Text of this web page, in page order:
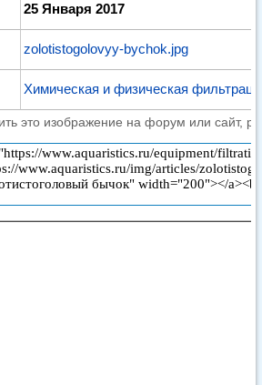
25 Января 2017
zolotistogolovyy-bychok.jpg
Химическая и физическая
это изображение на форум или сайт,